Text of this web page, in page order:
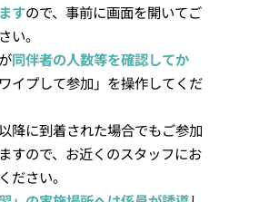
すので、事前に画面を開いてご
い。
同伴者の人数等を確認してか
イプして参加」を操作してくだ
降に到着された場合でもご参加
すので、お近くのスタッフにお
ださい。